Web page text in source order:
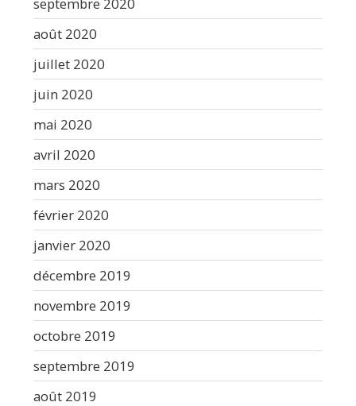
août 2020
juillet 2020
juin 2020
mai 2020
avril 2020
mars 2020
février 2020
janvier 2020
décembre 2019
novembre 2019
octobre 2019
septembre 2019
août 2019